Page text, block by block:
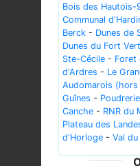
Bois des Hautois-
Communal
Berck - Dunes de
Dunes du Fort Vert
Ste-Cécile - Foret
d'Ardres - Le
Audomarois (hors
Guînes -
Canche - RNR du
Plateau des
d'Horloge - Val